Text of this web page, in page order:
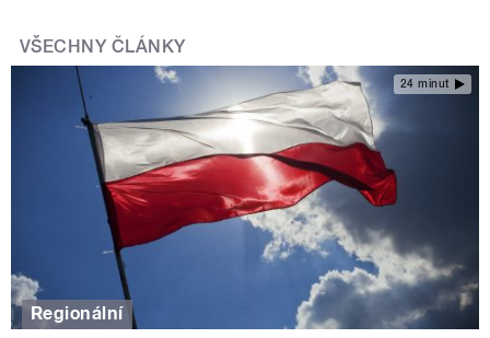
VŠECHNY ČLÁNKY
24 minut
Regionální